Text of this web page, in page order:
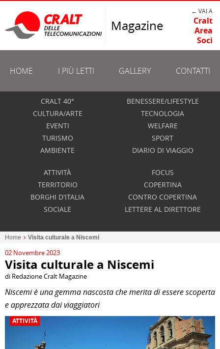
Magazine
← VAI A
Cralt
Area
Soci
HOME I PIÙ LETTI GALLERY CONTATTI
CRALT 40°
CULTURA/ARTE
EVENTI
TURISMO
AMBIENTE
BENESSERE/LIFESTYLE
TECNOLOGIA
WELFARE
SPORT
DIARIO DI VIAGGIO
ATTIVITÀ
TERRITORIO
BORGHI D'ITALIA
SOCIALE
FOCUS
COPERTINA
CONTRO COPERTINA
LETTERE AL DIRETTORE
Home Visita culturale a Niscemi
02 Novembre 2023
Visita culturale a Niscemi
di Redazione Cralt Magazine
Niscemi è una gemma nascosta che merita di essere scoperta
e apprezzata dai viaggiatori
ATTIVITÀ